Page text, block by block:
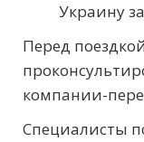
Украину
Перед
компании-
Специалисты